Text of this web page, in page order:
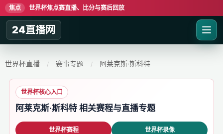
焦点 世界杯焦点赛直播、比分与赛后回放
24直播网
世界杯直播 / 赛事专题 / 阿莱克斯·斯科特
世界杯核心入口
阿莱克斯·斯科特 相关赛程与直播专题
世界杯赛程 世界杯录像